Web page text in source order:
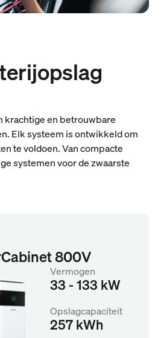
krachtige en betrouwbare
Elk systeem is ontwikkeld om
te voldoen. Van compacte
systemen voor de zwaarste
800V
Vermogen
33 - 133 kW
Opslagcapaciteit
257 kWh